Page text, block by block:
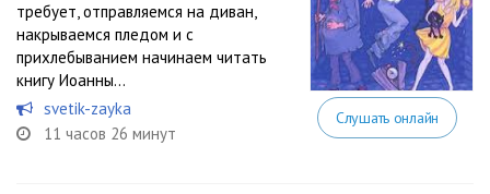
требует, отправляемся на диван,
накрываемся пледом и с
прихлебыванием начинаем читать
книгу Иоанны...
svetik-zayka
11 часов 26 минут
Слушать онлайн